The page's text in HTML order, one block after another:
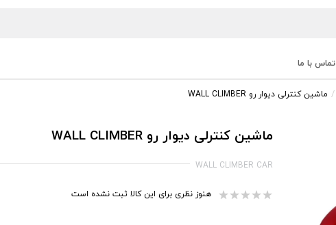
تماس با ما
ماشین کنترلی دیوار رو WALL CLIMBER
ماشین کنترلی دیوار رو WALL CLIMBER
WALL CLIMBER CAR
هنوز نظری برای این کالا ثبت نشده است